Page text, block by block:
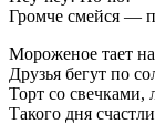
Громче смейся —
Мороженое тает
Друзья бегут по
Торт со
Такого дня